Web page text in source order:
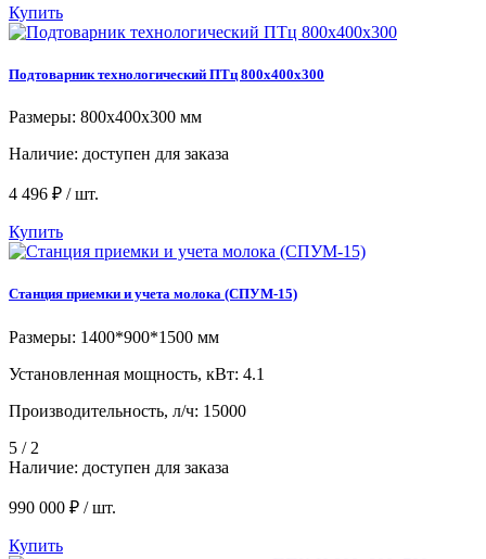
Купить
Подтоварник технологический ПТц 800x400x300
Размеры: 800х400х300 мм
Наличие: доступен для заказа
4 496 ₽ / шт.
Купить
Станция приемки и учета молока (СПУМ-15)
Размеры: 1400*900*1500 мм
Установленная мощность, кВт: 4.1
Производительность, л/ч: 15000
5 / 2
Наличие: доступен для заказа
990 000 ₽ / шт.
Купить